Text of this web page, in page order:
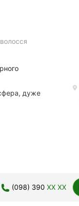
дуже
(098) 390 XX XX